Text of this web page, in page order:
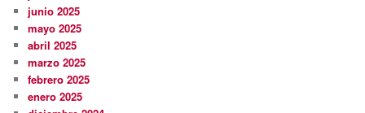
junio 2025
mayo 2025
abril 2025
marzo 2025
febrero 2025
enero 2025